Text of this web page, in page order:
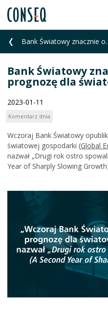
Bank Światowy
Bank Światowy
prognozę dla
2023-01-11
Komentarz dnia
Wczoraj Bank Światowy
światowej gospodarki (Global
nazwał „Drugi rok ostro
Year of Sharply Slowing